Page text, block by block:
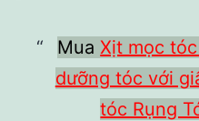
MuaXịt mọc
dưỡng tóc với
tóc Rụng